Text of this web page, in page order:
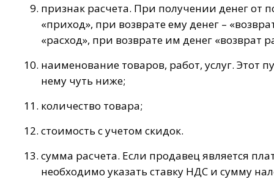
признак расчета. При получении денег от
«приход», при возврате ему денег –
«расход», при возврате им денег «возврат
наименование товаров, работ, услуг. Этот
нему чуть ниже;
количество товара;
стоимость с учетом скидок.
сумма расчета. Если продавец является
необходимо указать ставку НДС и сумму